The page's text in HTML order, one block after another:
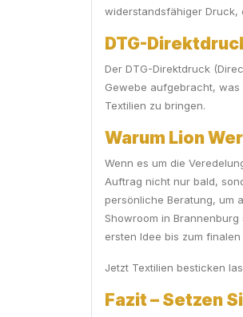
widerstandsfähiger Druck,
DTG-
Der DTG-Direktdruck
Gewebe aufgebracht, was
Textilien zu bringen.
Warum Lion
Wenn es um die
Auftrag nicht nur bald,
persönliche Beratung, um
Showroom in
ersten Idee bis zum
Jetzt Textilien besticken
Fazit – Setzen